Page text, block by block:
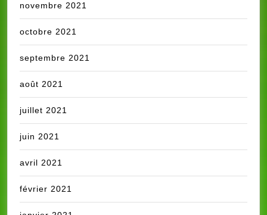
novembre 2021
octobre 2021
septembre 2021
août 2021
juillet 2021
juin 2021
avril 2021
février 2021